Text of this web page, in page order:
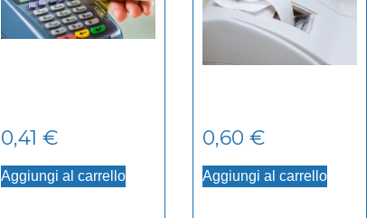
0,41 €
Aggiungi al carrello
0,60 €
Aggiungi al carrello